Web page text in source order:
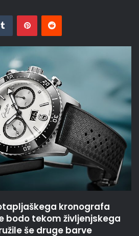
Tumblr PinterestReddit
kronografa
bodo tekom življenjskega
še druge barve